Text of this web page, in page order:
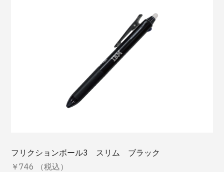
フリクションボール3 スリム ブラック
￥746 （税込）